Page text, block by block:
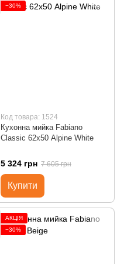
−30%
Код товара: 1524
Кухонна мийка Fabiano
Classic 62х50 Alpine White
5 324 грн 7 605 грн
Купити
АКЦІЯ
−30%